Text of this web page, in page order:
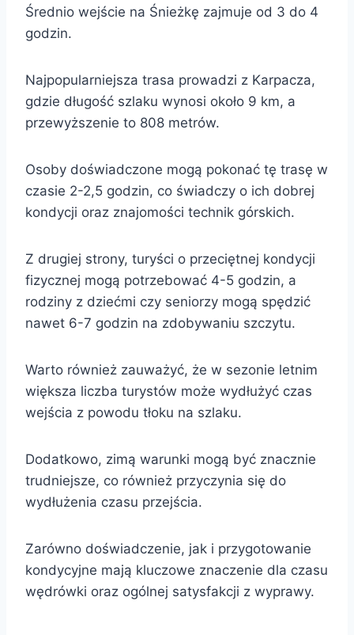
Średnio wejście na Śnieżkę zajmuje od 3 do 4
godzin.
Najpopularniejsza trasa prowadzi z Karpacza,
gdzie długość szlaku wynosi około 9 km, a
przewyższenie to 808 metrów.
Osoby doświadczone mogą pokonać tę trasę w
czasie 2-2,5 godzin, co świadczy o ich dobrej
kondycji oraz znajomości technik górskich.
Z drugiej strony, turyści o przeciętnej kondycji
fizycznej mogą potrzebować 4-5 godzin, a
rodziny z dziećmi czy seniorzy mogą spędzić
nawet 6-7 godzin na zdobywaniu szczytu.
Warto również zauważyć, że w sezonie letnim
większa liczba turystów może wydłużyć czas
wejścia z powodu tłoku na szlaku.
Dodatkowo, zimą warunki mogą być znacznie
trudniejsze, co również przyczynia się do
wydłużenia czasu przejścia.
Zarówno doświadczenie, jak i przygotowanie
kondycyjne mają kluczowe znaczenie dla czasu
wędrówki oraz ogólnej satysfakcji z wyprawy.